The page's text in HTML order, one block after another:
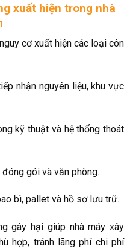
xuất hiện trong nhà
cơ xuất hiện các loại côn
nhận nguyên liệu, khu vực
kỹ thuật và hệ thống thoát
gói và văn phòng.
bì, pallet và hồ sơ lưu trữ.
gây hại giúp nhà máy xây
hợp, tránh lãng phí chi phí